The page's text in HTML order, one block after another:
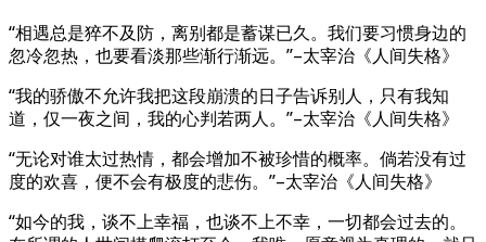
“相遇总是猝不及防，离别都是蓄谋已久。我们要习惯身边的
忽冷忽热，也要看淡那些渐行渐远。”–太宰治《人间失格》
“我的骄傲不允许我把这段崩溃的日子告诉别人，只有我知
道，仅一夜之间，我的心判若两人。”–太宰治《人间失格》
“无论对谁太过热情，都会增加不被珍惜的概率。倘若没有过
度的欢喜，便不会有极度的悲伤。”–太宰治《人间失格》
“如今的我，谈不上幸福，也谈不上不幸，一切都会过去的。